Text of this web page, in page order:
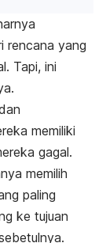
rencana yang
Tapi, ini
memiliki
gagal.
memilih
paling
ke tujuan